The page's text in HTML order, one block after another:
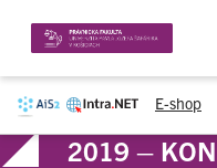
E-shop
2019 –